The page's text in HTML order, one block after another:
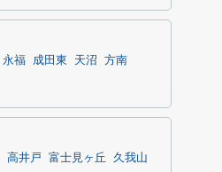
永福 成田東 天沼
方南
高井戸 富士見ヶ丘 久我山